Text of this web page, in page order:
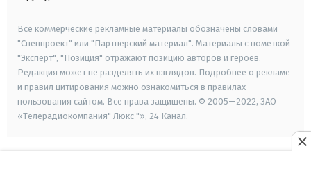
Все коммерческие рекламные материалы обозначены словами
"Спецпроект" или "Партнерский материал". Материалы с пометкой
"Эксперт", "Позиция" отражают позицию авторов и героев.
Редакция может не разделять их взглядов. Подробнее о рекламе
и правил цитирования можно ознакомиться в правилах
пользования сайтом. Все права защищены. © 2005—2022, ЗАО
«Телерадиокомпания" Люкс "», 24 Канал.